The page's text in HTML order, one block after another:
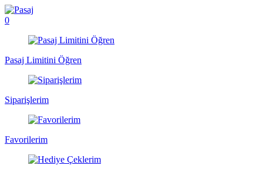
0
Pasaj Limitini Öğren
Siparişlerim
Favorilerim